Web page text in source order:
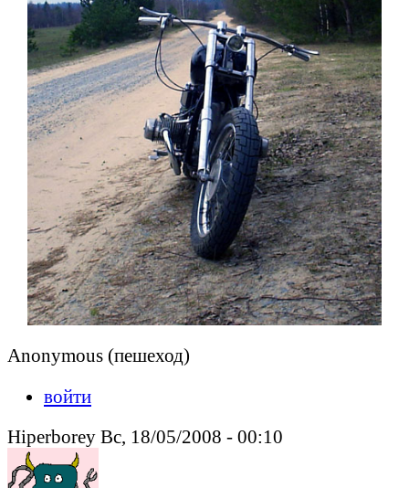
Anonymous (пешеход)
войти
Hiperborey Вс, 18/05/2008 - 00:10